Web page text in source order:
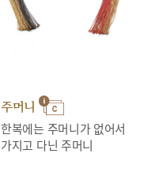
주머니
한복에는 주머니가 없어서
가지고 다닌 주머니